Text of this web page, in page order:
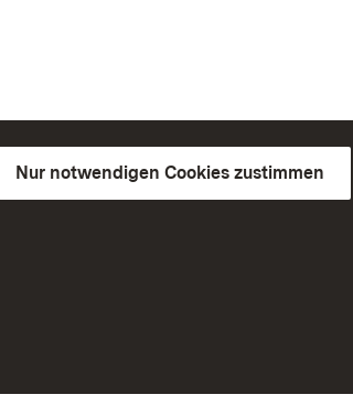
Nur notwendigen Cookies zustimmen